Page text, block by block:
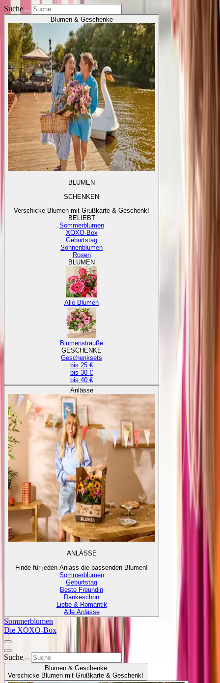
Suche
Blumen & Geschenke
BLUMEN
SCHENKEN
Verschicke Blumen mit Grußkarte & Geschenk!
BELIEBT
Sommerblumen
XOXO-Box
Geburtstag
Sonnenblumen
Rosen
BLUMEN
Alle Blumen
Blumensträuße
GESCHENKE
Geschenksets
bis 25 €
bis 30 €
bis 40 €
Anlässe
ANLÄSSE
Finde für jeden Anlass die passenden Blumen!
Sommerblumen
Geburtstag
Beste Freundin
Dankeschön
Liebe & Romantik
Alle Anlässe
Sommerblumen
Die XOXO-Box
Suche
Blumen & Geschenke
Verschicke Blumen mit Grußkarte & Geschenk!